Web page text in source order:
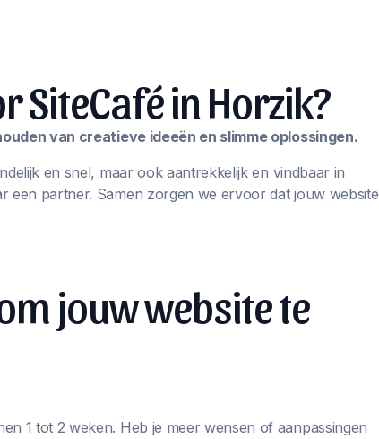
SiteCafé in Horzik?
van creatieve ideeën en slimme oplossingen.
en snel, maar ook aantrekkelijk en vindbaar in
een partner. Samen zorgen we ervoor dat jouw website
jouw website te
1 tot 2 weken. Heb je meer wensen of aanpassingen